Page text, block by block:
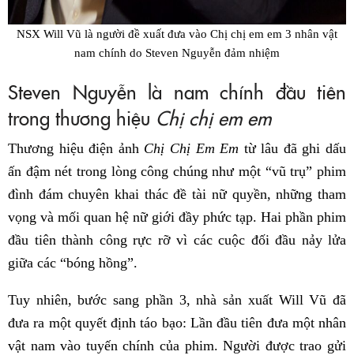
NSX Will Vũ là người đề xuất đưa vào Chị chị em em 3 nhân vật
nam chính do Steven Nguyễn đảm nhiệm
Steven Nguyễn là nam chính đầu tiên
trong thương hiệu Chị chị em em
Thương hiệu điện ảnh Chị Chị Em Em từ lâu đã ghi dấu
ấn đậm nét trong lòng công chúng như một “vũ trụ” phim
đình đám chuyên khai thác đề tài nữ quyền, những tham
vọng và mối quan hệ nữ giới đầy phức tạp. Hai phần phim
đầu tiên thành công rực rỡ vì các cuộc đối đầu nảy lửa
giữa các “bóng hồng”.
Tuy nhiên, bước sang phần 3, nhà sản xuất Will Vũ đã
đưa ra một quyết định táo bạo: Lần đầu tiên đưa một nhân
vật nam vào tuyến chính của phim. Người được trao gửi